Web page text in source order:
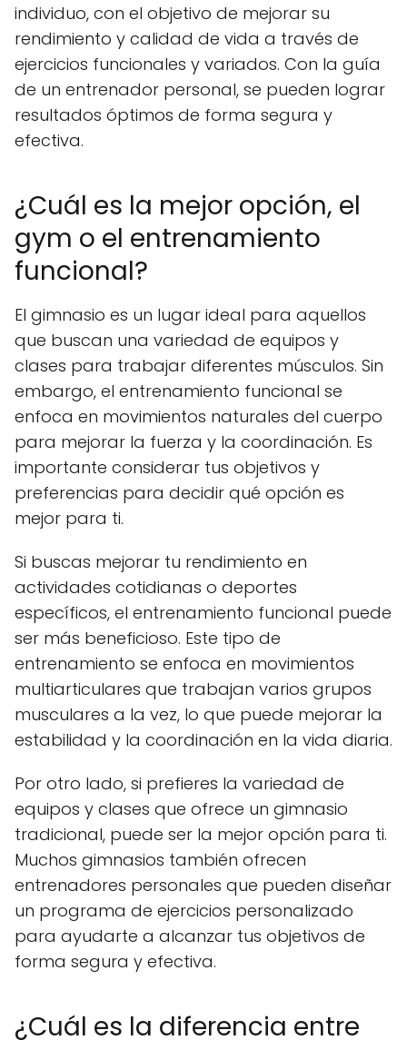
individuo, con el objetivo de mejorar su
rendimiento y calidad de vida a través de
ejercicios funcionales y variados. Con la guía
de un entrenador personal, se pueden lograr
resultados óptimos de forma segura y
efectiva.
¿Cuál es la mejor opción, el
gym o el entrenamiento
funcional?
El gimnasio es un lugar ideal para aquellos
que buscan una variedad de equipos y
clases para trabajar diferentes músculos. Sin
embargo, el entrenamiento funcional se
enfoca en movimientos naturales del cuerpo
para mejorar la fuerza y la coordinación. Es
importante considerar tus objetivos y
preferencias para decidir qué opción es
mejor para ti.
Si buscas mejorar tu rendimiento en
actividades cotidianas o deportes
específicos, el entrenamiento funcional puede
ser más beneficioso. Este tipo de
entrenamiento se enfoca en movimientos
multiarticulares que trabajan varios grupos
musculares a la vez, lo que puede mejorar la
estabilidad y la coordinación en la vida diaria.
Por otro lado, si prefieres la variedad de
equipos y clases que ofrece un gimnasio
tradicional, puede ser la mejor opción para ti.
Muchos gimnasios también ofrecen
entrenadores personales que pueden diseñar
un programa de ejercicios personalizado
para ayudarte a alcanzar tus objetivos de
forma segura y efectiva.
¿Cuál es la diferencia entre